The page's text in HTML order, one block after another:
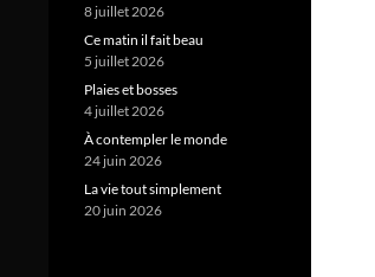
8 juillet 2026
Ce matin il fait beau
5 juillet 2026
Plaies et bosses
4 juillet 2026
À contempler le monde
24 juin 2026
La vie tout simplement
20 juin 2026